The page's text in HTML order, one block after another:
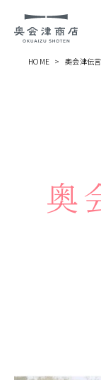
見所
よむ
HOME 奥会津伝
奥